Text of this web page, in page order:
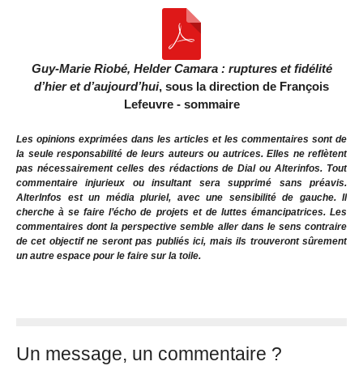
Guy-Marie Riobé, Helder Camara : ruptures et fidélité
d’hier et d’aujourd’hui, sous la direction de François
Lefeuvre - sommaire
Les opinions exprimées dans les articles et les commentaires sont de
la seule responsabilité de leurs auteurs ou autrices. Elles ne reflètent
pas nécessairement celles des rédactions de Dial ou Alterinfos. Tout
commentaire injurieux ou insultant sera supprimé sans préavis.
AlterInfos est un média pluriel, avec une sensibilité de gauche. Il
cherche à se faire l’écho de projets et de luttes émancipatrices. Les
commentaires dont la perspective semble aller dans le sens contraire
de cet objectif ne seront pas publiés ici, mais ils trouveront sûrement
un autre espace pour le faire sur la toile.
Un message, un commentaire ?